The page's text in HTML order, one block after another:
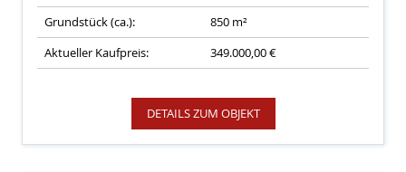
Grundstück (ca.):
850 m²
Aktueller Kaufpreis:
349.000,00 €
DETAILS ZUM OBJEKT